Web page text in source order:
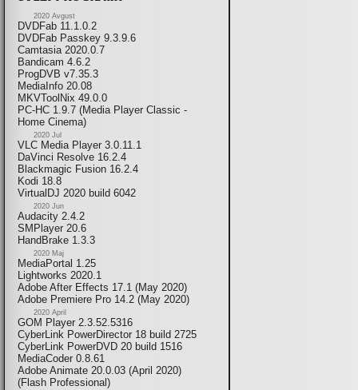
2020 Avgust
DVDFab 11.1.0.2
DVDFab Passkey 9.3.9.6
Camtasia 2020.0.7
Bandicam 4.6.2
ProgDVB v7.35.3
MediaInfo 20.08
MKVToolNix 49.0.0
PC-HC 1.9.7 (Media Player Classic -
Home Cinema)
2020 Jul
VLC Media Player 3.0.11.1
DaVinci Resolve 16.2.4
Blackmagic Fusion 16.2.4
Kodi 18.8
VirtualDJ 2020 build 6042
2020 Jun
Audacity 2.4.2
SMPlayer 20.6
HandBrake 1.3.3
2020 Maj
MediaPortal 1.25
Lightworks 2020.1
Adobe After Effects 17.1 (May 2020)
Adobe Premiere Pro 14.2 (May 2020)
2020 April
GOM Player 2.3.52.5316
CyberLink PowerDirector 18 build 2725
CyberLink PowerDVD 20 build 1516
MediaCoder 0.8.61
Adobe Animate 20.0.03 (April 2020)
(Flash Professional)